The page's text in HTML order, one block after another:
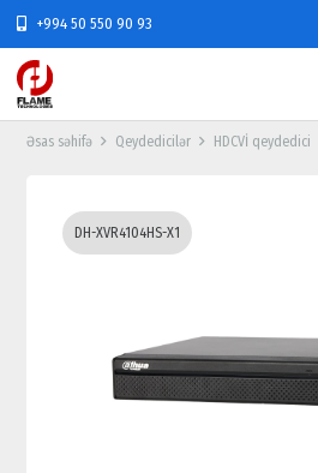
+994 50 550 90 93
Əsas səhifə Qeydedicilər HDCVİ qeydedici
DH-XVR4104HS-X1